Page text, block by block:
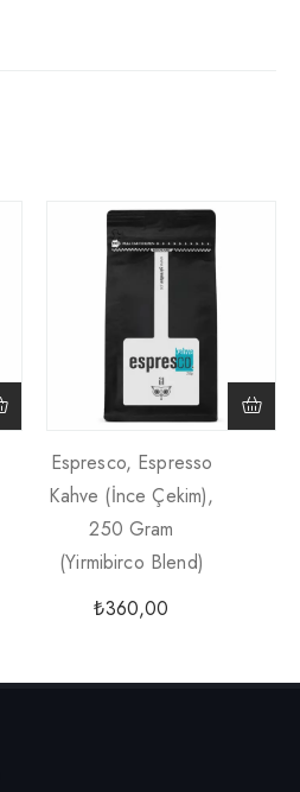
Espresco, Espresso
Kahve (İnce Çekim),
250 Gram
(Yirmibirco Blend)
₺360,00